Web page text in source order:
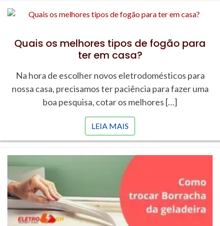
Quais os melhores tipos de fogão para
ter em casa?
Na hora de escolher novos eletrodomésticos para
nossa casa, precisamos ter paciência para fazer uma
boa pesquisa, cotar os melhores […]
LEIA MAIS